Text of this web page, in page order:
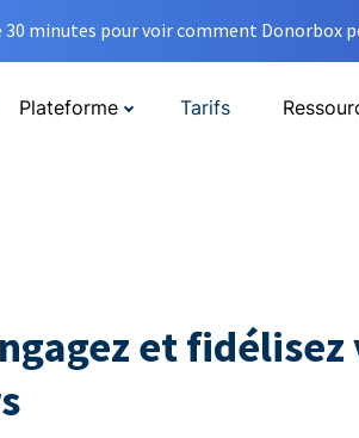
30 minutes pour voir comment Donorbox
Plateforme Tarifs
et fidélisez